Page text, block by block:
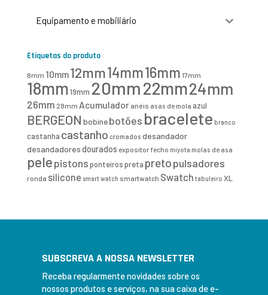
Equipamento e mobiliário
Etiquetas do produto
8mm 10mm12mm14mm16mm 17mm
18mm19mm 20mm22mm24mm
26mm 28mm Acumulador anéis asas de mola azul
BERGEON bobinebotões bracelete branco
castanha castanho cromados desandador
desandadoresdourados expositor fecho miyota molas de asa
pelepistonsponteirospreta pretopulsadores
ronda silicone smart watch smartwatch Swatch tabuleiro XL
SUBSCREVA A NOSSA NEWSLETTER
Receba regularmente novidades sobre os
nossos produtos e serviços, na sua caixa de e-